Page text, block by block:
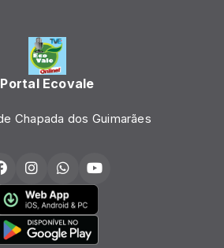
Portal Ecovale
Chapada dos Guimarães